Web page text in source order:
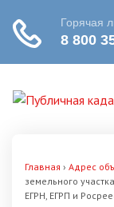
Главная › Адрес
земельного
ЕГРН, ЕГРП и